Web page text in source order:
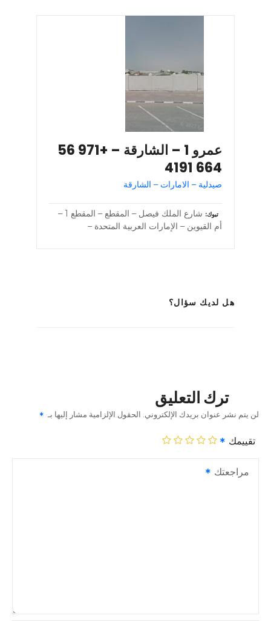
عمرو 1 – الشارقة – +971 56
664 4191
صيدلية – الامارات – الشارقة
تبوك
شارع الملك فيصل – المقطع – المقطع 1 –
أم القيوين – الإمارات العربية المتحدة –
هل لديك سؤال؟
ترك التعليق
لن يتم نشر عنوان بريدك الإلكتروني. الحقول الإلزامية مشار إليها بـ
تقييمك
مراجعتك